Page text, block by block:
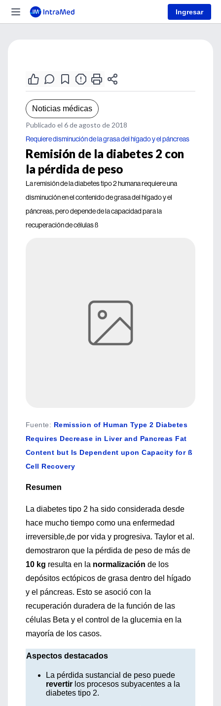
Ingresar
Noticias médicas
Publicado el 6 de agosto de 2018
Requiere disminución de la grasa del hígado y el páncreas
Remisión de la diabetes 2 con
la pérdida de peso
La remisión de la diabetes tipo 2 humana requiere una
disminución en el contenido de grasa del hígado y el
páncreas, pero depende de la capacidad para la
recuperación de células ß
Fuente: Remission of Human Type 2 Diabetes
Requires Decrease in Liver and Pancreas Fat
Content but Is Dependent upon Capacity for ß
Cell Recovery
Resumen
La diabetes tipo 2 ha sido considerada desde
hace mucho tiempo como una enfermedad
irreversible,de por vida y progresiva. Taylor et al.
demostraron que la pérdida de peso de más de
10 kg resulta en la normalización de los
depósitos ectópicos de grasa dentro del hígado
y el páncreas. Esto se asoció con la
recuperación duradera de la función de las
células Beta y el control de la glucemia en la
mayoría de los casos.
Aspectos destacados
La pérdida sustancial de peso puede
revertir los procesos subyacentes a la
diabetes tipo 2.